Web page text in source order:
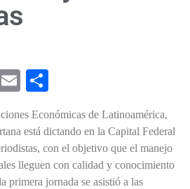
Email
Económicas de Latinoamérica,
está dictando en la Capital Federal
con el objetivo que el manejo
lleguen con calidad y conocimiento
primera jornada se asistió a las